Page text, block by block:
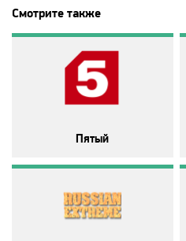
Boomerang
Bridge TV
Discovery
Смотрите также
Пятый